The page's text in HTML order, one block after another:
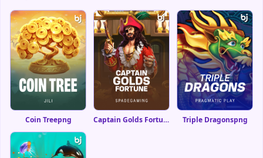
Coin Treepng Captain Golds Fortunepng Triple Dragonspng